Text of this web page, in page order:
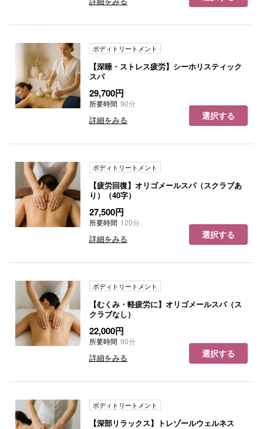
ボディトリートメント
【深睡・ストレス疲労】シーホリスティック
スパ
29,700円
所要時間 90分
詳細をみる 選択する
ボディトリートメント
【疲労回復】オリゴメールスパ（スクラブあ
り）（40字）
27,500円
所要時間 120分
詳細をみる 選択する
ボディトリートメント
【むくみ・軽疲労に】オリゴメールスパ（ス
クラブなし）
22,000円
所要時間 90分
詳細をみる 選択する
ボディトリートメント
【深部リラックス】トレゾールウェルネス